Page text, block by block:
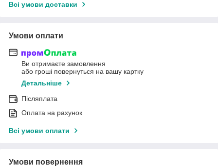
Всі умови доставки
Умови оплати
Ви отримаєте замовлення
або гроші повернуться на вашу картку
Детальніше
Післяплата
Оплата на рахунок
Всі умови оплати
Умови повернення